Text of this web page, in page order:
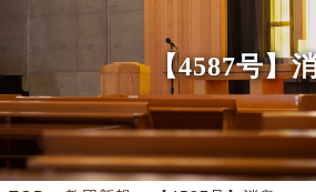
【4587号】